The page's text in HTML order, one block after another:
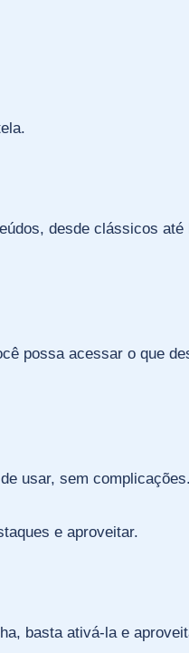
desde clássicos até
possa acessar o que
usar, sem complicações.
e aproveitar.
basta ativá-la e